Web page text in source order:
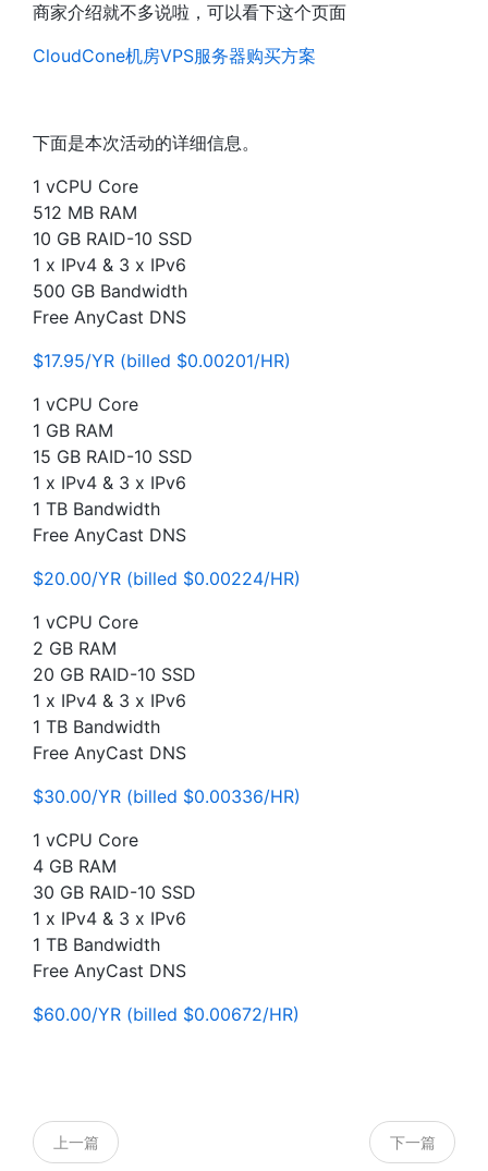
商家介绍就不多说啦，可以看下这个页面
CloudCone机房VPS服务器购买方案
下面是本次活动的详细信息。
1 vCPU Core
512 MB RAM
10 GB RAID-10 SSD
1 x IPv4 & 3 x IPv6
500 GB Bandwidth
Free AnyCast DNS
$17.95/YR (billed $0.00201/HR)
1 vCPU Core
1 GB RAM
15 GB RAID-10 SSD
1 x IPv4 & 3 x IPv6
1 TB Bandwidth
Free AnyCast DNS
$20.00/YR (billed $0.00224/HR)
1 vCPU Core
2 GB RAM
20 GB RAID-10 SSD
1 x IPv4 & 3 x IPv6
1 TB Bandwidth
Free AnyCast DNS
$30.00/YR (billed $0.00336/HR)
1 vCPU Core
4 GB RAM
30 GB RAID-10 SSD
1 x IPv4 & 3 x IPv6
1 TB Bandwidth
Free AnyCast DNS
$60.00/YR (billed $0.00672/HR)
上一篇 下一篇